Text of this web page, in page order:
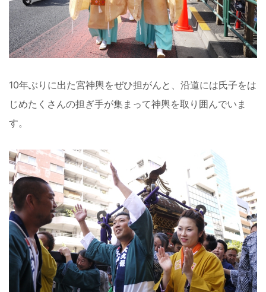
10年ぶりに出た宮神輿をぜひ担がんと、沿道には氏子をは
じめたくさんの担ぎ手が集まって神輿を取り囲んでいま
す。